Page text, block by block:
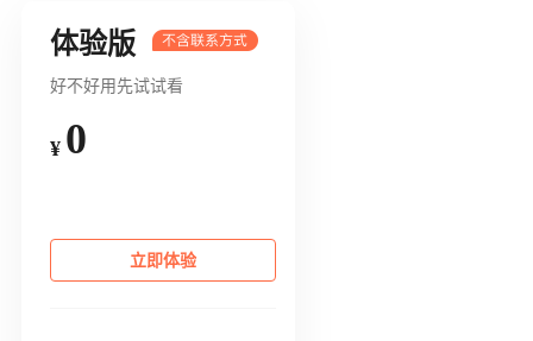
体验版
好不好用先试试看
¥ 0
立即体验